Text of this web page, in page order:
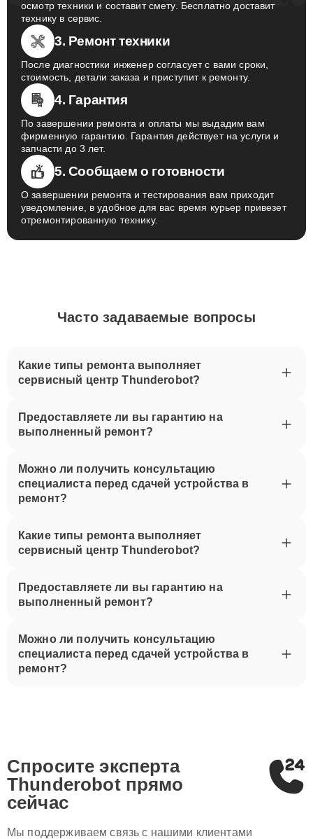
осмотр техники и составит смету. Бесплатно доставит
технику в сервис.
3. Ремонт техники
После диагностики инженер согласует с вами сроки,
стоимость, детали заказа и приступит к ремонту.
4. Гарантия
По завершении ремонта и оплаты мы выдадим вам
фирменную гарантию. Гарантия действует на услуги и
запчасти до 3 лет.
5. Сообщаем о готовности
О завершении ремонта и тестирования вам приходит
уведомление, в удобное для вас время курьер привезет
отремонтированную технику.
Часто задаваемые вопросы
Какие типы ремонта выполняет
сервисный центр Thunderobot?
Предоставляете ли вы гарантию на
выполненный ремонт?
Можно ли получить консультацию
специалиста перед сдачей устройства в
ремонт?
Какие типы ремонта выполняет
сервисный центр Thunderobot?
Предоставляете ли вы гарантию на
выполненный ремонт?
Можно ли получить консультацию
специалиста перед сдачей устройства в
ремонт?
Спросите эксперта
Thunderobot прямо
сейчас
Мы поддерживаем связь с нашими клиентами